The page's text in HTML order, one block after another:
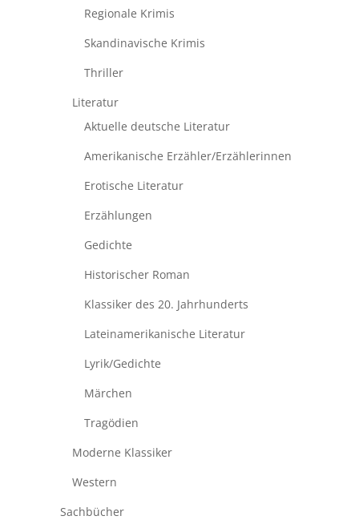
Regionale Krimis
Skandinavische Krimis
Thriller
Literatur
Aktuelle deutsche Literatur
Amerikanische Erzähler/Erzählerinnen
Erotische Literatur
Erzählungen
Gedichte
Historischer Roman
Klassiker des 20. Jahrhunderts
Lateinamerikanische Literatur
Lyrik/Gedichte
Märchen
Tragödien
Moderne Klassiker
Western
Sachbücher